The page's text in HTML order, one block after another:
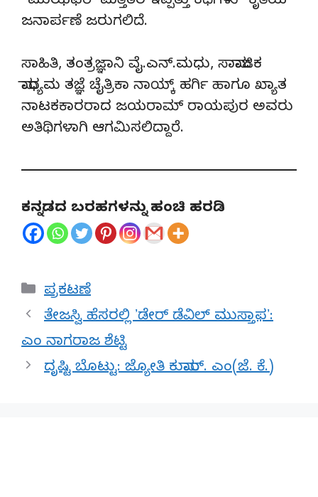
ಜನಾರ್ಪಣೆ ಜರುಗಲಿದೆ.
ಸಾಹಿತಿ, ತಂತ್ರಜ್ಞಾನಿ ವೈ.ಎನ್.ಮಧು, ಸಾಮಾಜಿಕ
ಮಾಧ್ಯಮ ತಜ್ಞೆ ಚೈತ್ರಿಕಾ ನಾಯ್ಕ್ ಹರ್ಗಿ ಹಾಗೂ ಖ್ಯಾತ
ನಾಟಕಕಾರರಾದ ಜಯರಾಮ್ ರಾಯಪುರ ಅವರು
ಅತಿಥಿಗಳಾಗಿ ಆಗಮಿಸಲಿದ್ದಾರೆ.
ಕನ್ನಡದ ಬರಹಗಳನ್ನು ಹಂಚಿ ಹರಡಿ
Categories
ಪ್ರಕಟಣೆ
ತೇಜಸ್ವಿ ಹೆಸರಲ್ಲಿ ʼಡೇರ್‌ ಡೆವಿಲ್‌ ಮುಸ್ತಾಫʼ:
ಎಂ ನಾಗರಾಜ ಶೆಟ್ಟಿ
ದೃಷ್ಟಿ ಬೊಟ್ಟು: ಜ್ಯೋತಿ ಕುಮಾರ್. ಎಂ(ಜೆ. ಕೆ.)